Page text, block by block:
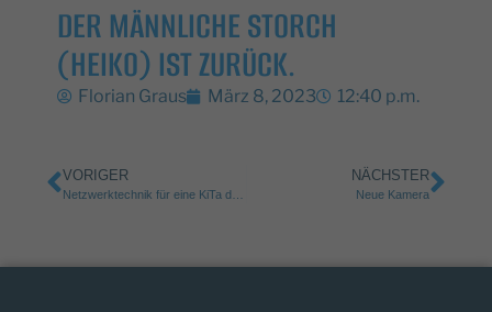
DER MÄNNLICHE STORCH
(HEIKO) IST ZURÜCK.
Florian Graus März 8, 2023 12:40 p.m.
VORIGER NÄCHSTER
Neue Kamera